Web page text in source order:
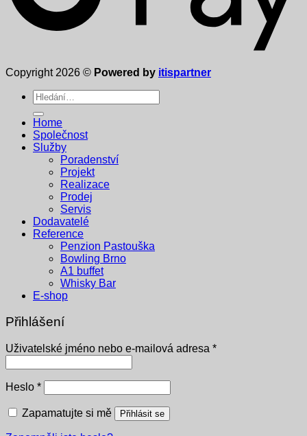
Copyright 2026 © Powered by itispartner
Hledat:
Home
Společnost
Služby
Poradenství
Projekt
Realizace
Prodej
Servis
Dodavatelé
Reference
Penzion Pastouška
Bowling Brno
A1 buffet
Whisky Bar
E-shop
Přihlášení
Uživatelské jméno nebo e-mailová adresa *Povinné
Heslo *Povinné
Zapamatujte si mě Přihlásit se